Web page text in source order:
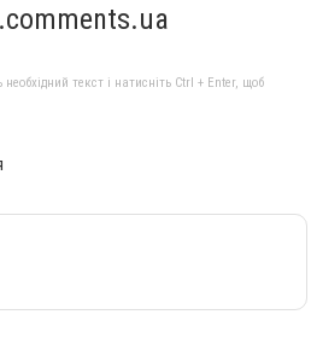
текст і натисніть Ctrl + Enter, щоб